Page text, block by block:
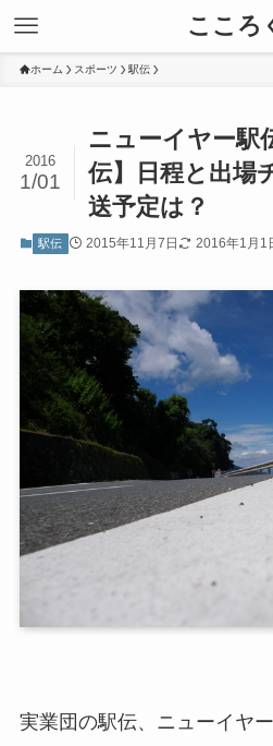
こころ
ホーム スポーツ 駅伝
ニューイヤー駅
伝】日程と出
送予定は？
2016
1/01
駅伝 2015年11月7日 2016年1月1
実業団の駅伝、ニューイヤ